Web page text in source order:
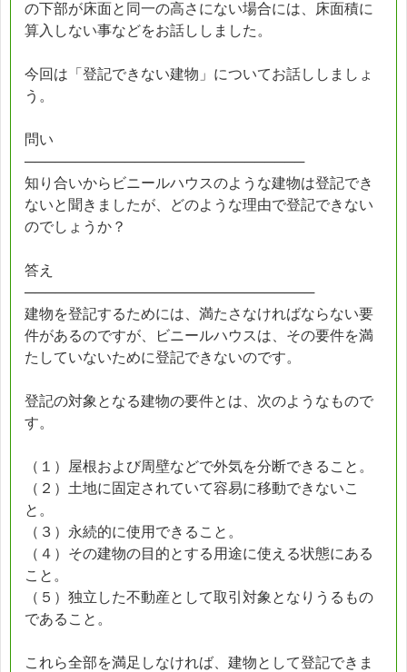
の下部が床面と同一の高さにない場合には、床面積に
算入しない事などをお話ししました。
今回は「登記できない建物」についてお話ししましょ
う。
問い
────────────────────────────
知り合いからビニールハウスのような建物は登記でき
ないと聞きましたが、どのような理由で登記できない
のでしょうか？
答え
─────────────────────────────
建物を登記するためには、満たさなければならない要
件があるのですが、ビニールハウスは、その要件を満
たしていないために登記できないのです。
登記の対象となる建物の要件とは、次のようなもので
す。
（１）屋根および周壁などで外気を分断できること。
（２）土地に固定されていて容易に移動できないこ
と。
（３）永続的に使用できること。
（４）その建物の目的とする用途に使える状態にある
こと。
（５）独立した不動産として取引対象となりうるもの
であること。
これら全部を満足しなければ、建物として登記できま